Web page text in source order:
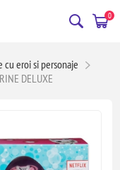
0
cu eroi si personaje
DELUXE